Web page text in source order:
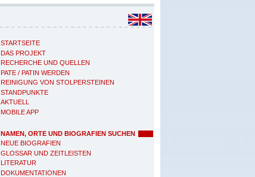
STARTSEITE
DAS PROJEKT
RECHERCHE UND QUELLEN
PATE / PATIN WERDEN
REINIGUNG VON STOLPERSTEINEN
STANDPUNKTE
AKTUELL
MOBILE APP
NAMEN, ORTE UND BIOGRAFIEN SUCHEN
NEUE BIOGRAFIEN
GLOSSAR UND ZEITLEISTEN
LITERATUR
DOKUMENTATIONEN